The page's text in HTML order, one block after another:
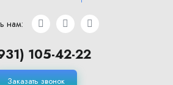
нам:
105-42-22
Заказать звонок